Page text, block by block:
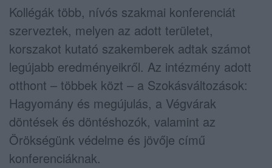
Kollégák több, nívós szakmai konferenciát
szerveztek, melyen az adott területet,
korszakot kutató szakemberek adtak számot
legújabb eredményeikről. Az intézmény adott
otthont – többek közt – a Szokásváltozások:
Hagyomány és megújulás, a Végvárak
döntések és döntéshozók, valamint az
Örökségünk védelme és jövője című
konferenciáknak.